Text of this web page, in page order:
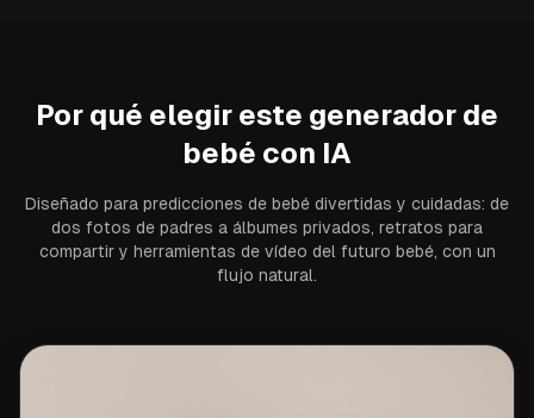
Por qué elegir este generador de
bebé con IA
Diseñado para predicciones de bebé divertidas y cuidadas: de
dos fotos de padres a álbumes privados, retratos para
compartir y herramientas de vídeo del futuro bebé, con un
flujo natural.